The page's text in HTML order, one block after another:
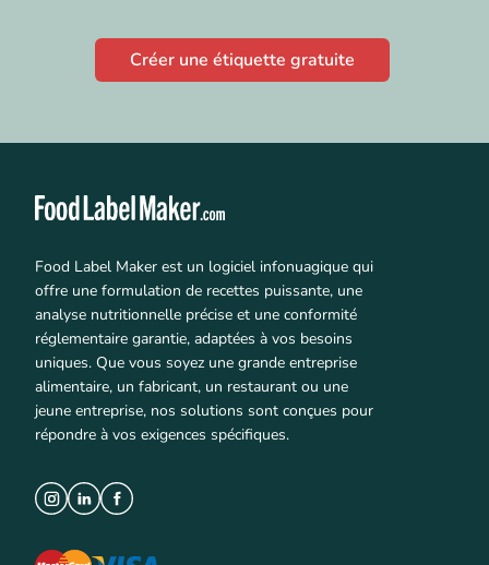
Créer une étiquette gratuite
Food Label Maker est un logiciel infonuagique qui
offre une formulation de recettes puissante, une
analyse nutritionnelle précise et une conformité
réglementaire garantie, adaptées à vos besoins
uniques. Que vous soyez une grande entreprise
alimentaire, un fabricant, un restaurant ou une
jeune entreprise, nos solutions sont conçues pour
répondre à vos exigences spécifiques.